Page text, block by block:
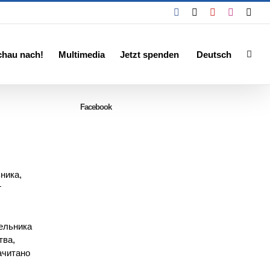
Facebook YouTubeInstagram
nach! Multimedia Jetzt spenden Deutsch
Facebook